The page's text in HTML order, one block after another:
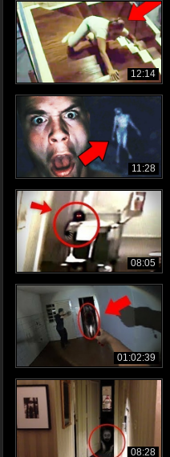
12:14
11:28
08:05
01:02:39
08:28